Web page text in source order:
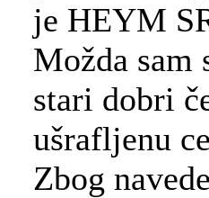
je HEYM
Možda sam
stari dobri
ušrafljenu
Zbog